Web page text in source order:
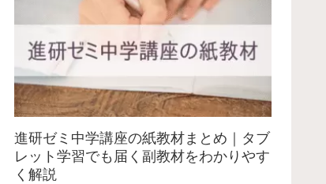
進研ゼミ中学講座の紙教材まとめ｜タブ
レット学習でも届く副教材をわかりやす
く解説